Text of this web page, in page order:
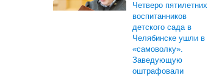
Четверо пятилетних
воспитанников
детского сада в
Челябинске ушли в
«самоволку».
Заведующую
оштрафовали